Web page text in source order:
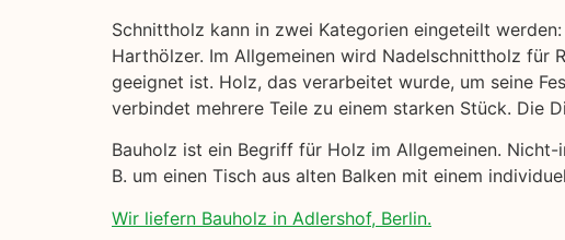
Schnittholz kann in zwei Kategorien eingeteilt
Harthölzer. Im Allgemeinen wird Nadelschnittholz für
geeignet ist. Holz, das verarbeitet wurde, um seine
verbindet mehrere Teile zu einem starken Stück. Die
Bauholz ist ein Begriff für Holz im Allgemeinen.
B. um einen Tisch aus alten Balken mit einem
Wir liefern Bauholz in Adlershof, Berlin.